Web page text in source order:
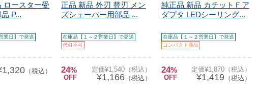
ロースター受
P...
業日】で発送
（税込）
正品 新品 外刃 替刃 メン
ズシェーバー用部品 ...
在庫品【１～２営業日】で発送
代引不可
24%
OFF
定価¥1,540（税込）
¥1,166（税込）
純正品 新品 カチットＦア
ダプタ LEDシーリング...
在庫品【１～２営業日】で発送
コンパクト商品
24%
OFF
定価¥1,870（税込）
¥1,419 （税込）